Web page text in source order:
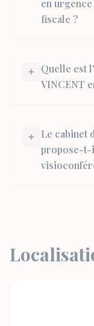
en
fiscale ?
Quelle est
VINCENT
Le cabinet
propose-t-